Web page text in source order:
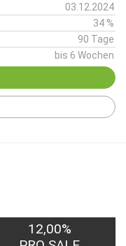
03.12.2024
34 %
90 Tage
bis 6 Wochen
12,00%